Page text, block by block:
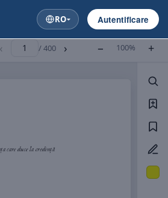
RO Autentificare
‹ / 400 › − 100% +
care duce la credință